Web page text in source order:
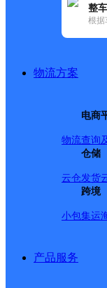
整
根据
物流方案
电商
物流查询
仓储
云仓发货
跨境
小包集运
产品服务
所属快递：顺丰
所属区域：甘肃
网点地址：飞天
网点负责人：